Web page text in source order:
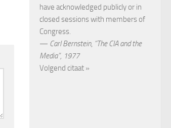
have acknowledged publicly or in
closed sessions with members of
Congress.
— Carl Bernstein, “The CIA and the
Media”, 1977
Volgend citaat »